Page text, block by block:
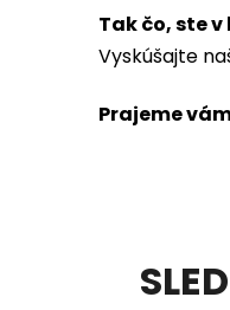
Tak čo, ste v
Vyskúšajte
Prajeme